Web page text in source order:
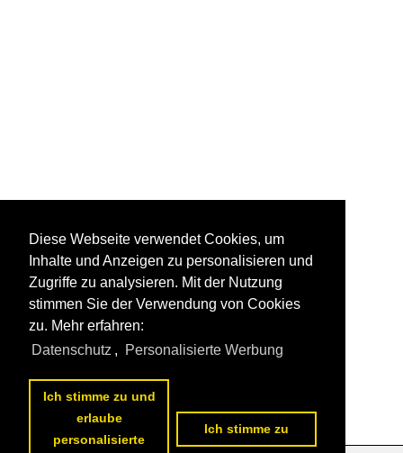
Diese Webseite verwendet Cookies, um
Inhalte und Anzeigen zu personalisieren und
Zugriffe zu analysieren. Mit der Nutzung
stimmen Sie der Verwendung von Cookies
zu. Mehr erfahren:
Datenschutz , Personalisierte Werbung
Ich stimme zu und
erlaube
personalisierte
Ich stimme zu